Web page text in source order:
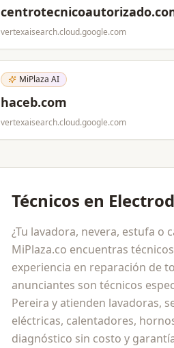
vertexaisearch.cloud.google.com
MiPlaza AI
haceb.com
vertexaisearch.cloud.google.com
Técnicos en
¿Tu lavadora, nevera, estufa o
MiPlaza.co encuentras
experiencia en reparación de
anunciantes son técnicos
Pereira y atienden lavadoras,
eléctricas, calentadores,
diagnóstico sin costo y